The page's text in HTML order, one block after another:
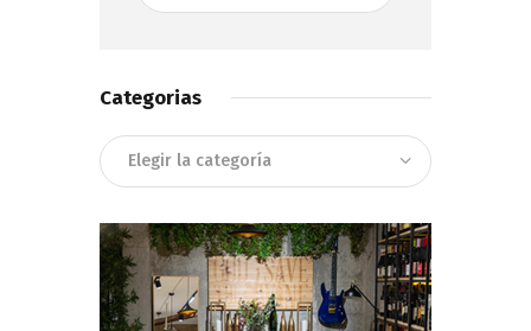
Categorias
Categorias